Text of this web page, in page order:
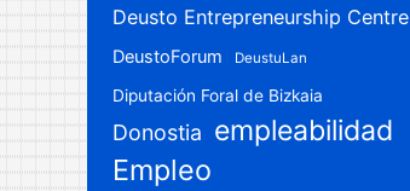
Deusto Entrepreneurship Centre
DeustoForum DeustuLan
Diputación Foral de Bizkaia
Donostia empleabilidad
Empleo